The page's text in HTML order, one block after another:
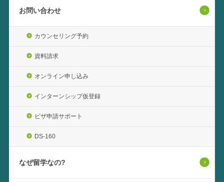
お問い合わせ
カウンセリング予約
資料請求
オンライン申し込み
インターンシップ仮登録
ビザ申請サポート
DS-160
なぜ留学なの?